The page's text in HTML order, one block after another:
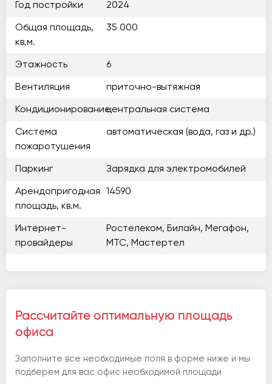
Год постройки 2024
Общая площадь,
кв.м.
35 000
Этажность 6
Вентиляция приточно-вытяжная
Кондиционированиецентральная система
Система
пожаротушения
автоматическая (вода, газ и др.)
Паркинг Зарядка для электромобилей
Арендопригодная
площадь, кв.м.
14590
Интернет-
провайдеры
Ростелеком, Билайн, Мегафон,
МТС, Мастертел
Рассчитайте оптимальную площадь
офиса
Заполните все необходимые поля в форме ниже и мы
подберем для вас офис необходимой площади